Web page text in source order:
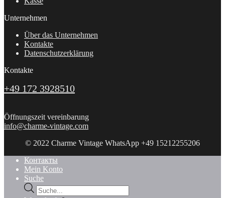
Unternehmen
Über das Unternehmen
Kontakte
Datenschutzerklärung
Kontakte
+49 172 3928510
Öffnungszeit vereinbarung
info@charme-vintage.com
© 2022 Charme Vintage WhatsApp +49 15212255206
Контакты
Mein Konto
Suche
Products
search